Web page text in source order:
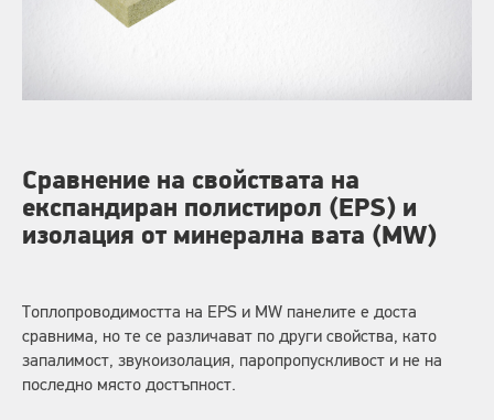
Сравнение на свойствата на
експандиран полистирол (EPS) и
изолация от минерална вата (MW)
Топлопроводимостта на EPS и MW панелите е доста
сравнима, но те се различават по други свойства, като
запалимост, звукоизолация, паропропускливост и не на
последно място достъпност.